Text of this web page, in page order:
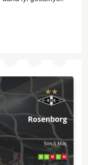
sıkıntı yaşasa da